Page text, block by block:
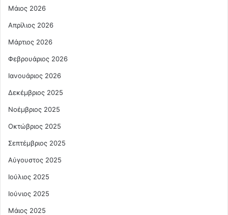
Μάιος 2026
Απρίλιος 2026
Μάρτιος 2026
Φεβρουάριος 2026
Ιανουάριος 2026
Δεκέμβριος 2025
Νοέμβριος 2025
Οκτώβριος 2025
Σεπτέμβριος 2025
Αύγουστος 2025
Ιούλιος 2025
Ιούνιος 2025
Μάιος 2025